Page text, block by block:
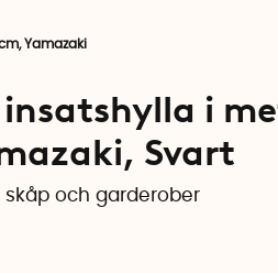
Yamazaki
i
Svart
skåp och garderober